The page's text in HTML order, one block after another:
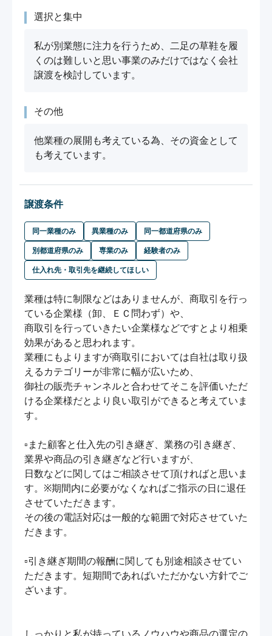
選択と集中
私が別業態に注力を行うため、二足の草鞋を履
くのは難しいと思い事業のみだけではなく会社
譲渡を検討しています。
その他
他業種の展開も考えている為、その資金として
も考えています。
譲渡条件
同一業種のみ 異業種のみ 同一都道府県のみ
別都道府県のみ 専業のみ 経験者のみ
仕入れ先・取引先を継続してほしい
業種は特に制限などはありませんが、商取引を行っ
ている企業様（卸、ＥＣ問わず）や、
商取引を行っていきたい企業様などですとより相乗
効果があると思われます。
業種にもよりますが商取引においては自社は取り扱
えるカテゴリーが非常に幅が広いため、
御社の販売チャンネルと合わせてそこを評価いただ
ける企業様だとより良い取引ができると考えていま
す。
▫また顧客と仕入先の引き継ぎ、業務の引き継ぎ、
業界や商品の引き継ぎなど行いますが、
日数などに関してはご相談させて頂ければと思いま
す。※期間内に必要がなくなればご指示の日に退任
させていただきます。
その後の電話対応は一般的な範囲で対応させていた
だきます。
▫引き継ぎ期間の報酬に関しても別途相談させてい
ただきます。短期間であればいただかない方針でご
ざいます。